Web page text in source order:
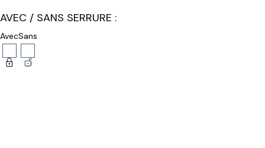
AVEC / SANS SERRURE :
AvecSans